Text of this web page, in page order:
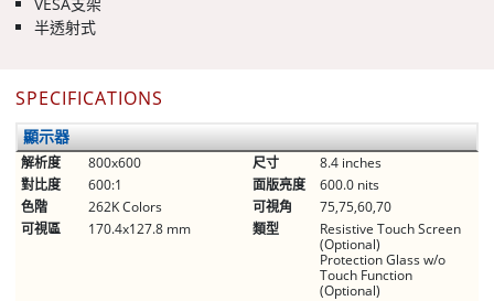
半透射式
SPECIFICATIONS
顯示器
解析度 800x600 尺寸
8.4 inches
對比度
600:1 面版亮度
600.0 nits
色階
262K Colors 可視角
75,75,60,70
可視區
170.4x127.8 mm 類型
Resistive Touch Screen
(Optional)
Protection Glass w/o
Touch Function
(Optional)